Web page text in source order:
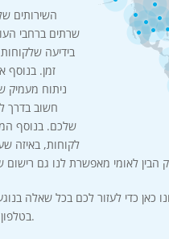
השירותים
שרתים ברחבי
בידיעה
זמן. בנוסף
ניתוח מעמיק
חשוב בדרך
שלכם. בנוסף
לקוחות, באיזה
כאן כדי לעזור לכם בכל שאלה
בטלפון, דואר אלקטרוני או בשיחה חיה דרך האתר.